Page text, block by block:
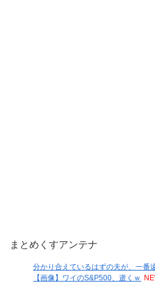
まとめくすアンテナ
分かり合えているはずの夫が、一番
【画像】ワイのS&P500、逝くｗ